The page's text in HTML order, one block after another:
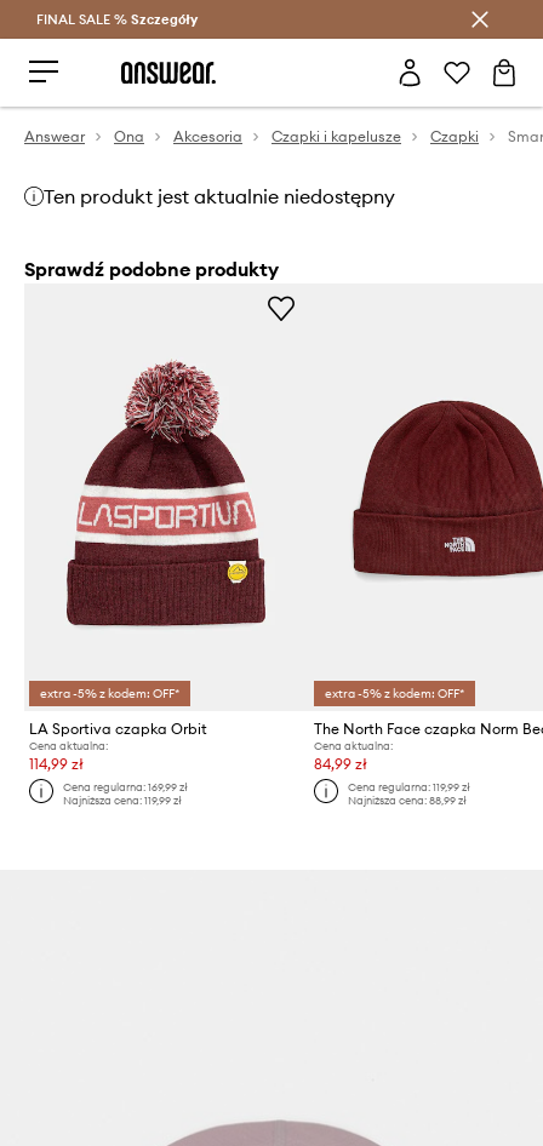
Oszczędzaj z Answear Club >
FINAL SALE % Szczegóły
Answear Ona Akcesoria Czapki i kapelusze Czapki
Ten produkt jest aktualnie niedostępny
Sprawdź podobne produkty
extra -5% z kodem: OFF*
LA Sportiva czapka Orbit
Cena aktualna:
114,99 zł
Cena regularna:169,99 zł
Najniższa cena:119,99 zł
extra -5% z kodem: OFF*
The North Face czapka Norm
Cena aktualna:
84,99 zł
Cena regularna: 119,99 zł
Najniższa cena: 88,99 zł